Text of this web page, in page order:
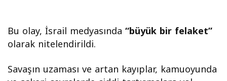
tepkili medyayı
salladı:
Gerçek ne
çıktı?
Bu olay, İsrail medyasında“büyük bir felaket”
olarak nitelendirildi.
Savaşın uzaması ve artan kayıplar, kamuoyunda